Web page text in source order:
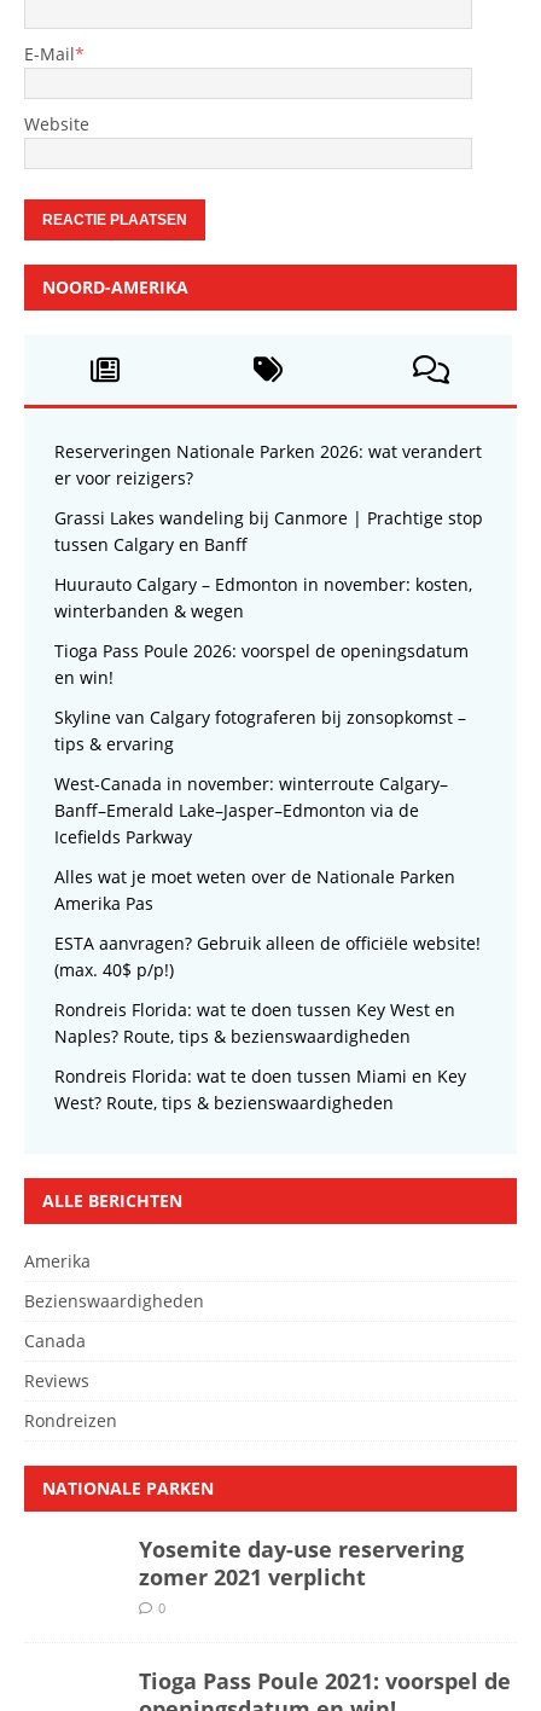
E-Mail*
Website
NOORD-AMERIKA
Reserveringen Nationale Parken 2026: wat verandert
er voor reizigers?
Grassi Lakes wandeling bij Canmore | Prachtige stop
tussen Calgary en Banff
Huurauto Calgary – Edmonton in november: kosten,
winterbanden & wegen
Tioga Pass Poule 2026: voorspel de openingsdatum
en win!
Skyline van Calgary fotograferen bij zonsopkomst –
tips & ervaring
West-Canada in november: winterroute Calgary–
Banff–Emerald Lake–Jasper–Edmonton via de
Icefields Parkway
Alles wat je moet weten over de Nationale Parken
Amerika Pas
ESTA aanvragen? Gebruik alleen de officiële website!
(max. 40$ p/p!)
Rondreis Florida: wat te doen tussen Key West en
Naples? Route, tips & bezienswaardigheden
Rondreis Florida: wat te doen tussen Miami en Key
West? Route, tips & bezienswaardigheden
ALLE BERICHTEN
Amerika
Bezienswaardigheden
Canada
Reviews
Rondreizen
NATIONALE PARKEN
Yosemite day-use reservering
zomer 2021 verplicht
0
Tioga Pass Poule 2021: voorspel de